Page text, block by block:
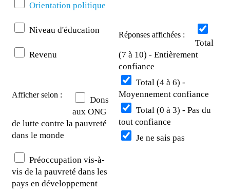
Orientation politique
Niveau d'éducation
Revenu
Afficher selon :
Dons
aux ONG
de lutte contre la pauvreté
dans le monde
Préoccupation vis-à-
vis de la pauvreté dans les
pays en développement
Réponses affichées :
Total
(7 à 10) - Entièrement
confiance
Total (4 à 6) -
Moyennement confiance
Total (0 à 3) - Pas du
tout confiance
Je ne sais pas